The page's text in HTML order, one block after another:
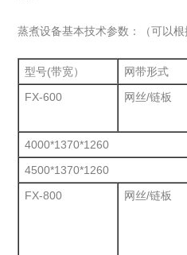
蒸煮设备基本技术参数：（可以根
型号(带宽） 网带形式
FX-600
网丝/链板
4000*1370*1260
4500*1370*1260
FX-800
网丝/链板